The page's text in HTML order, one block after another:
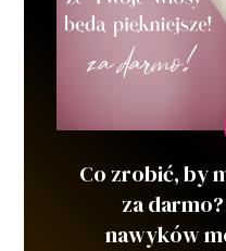
Co zrobić, by
za
nawyków